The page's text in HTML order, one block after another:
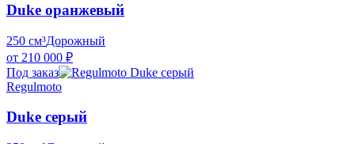
Duke оранжевый
250 см³Дорожный
от 210 000 ₽
Под заказ
Regulmoto
Duke серый